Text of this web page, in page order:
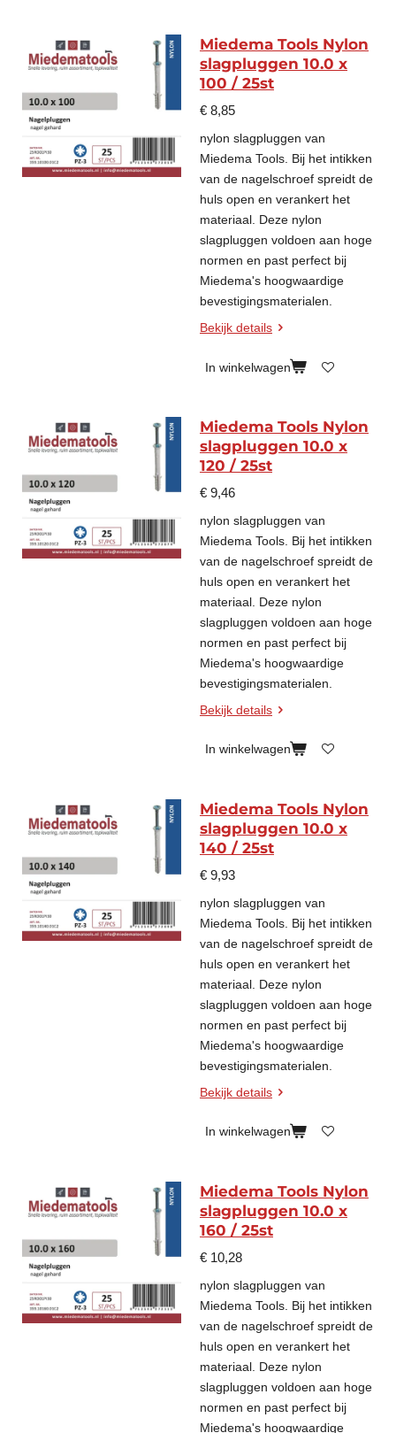
Miedema Tools Nylon
slagpluggen 10.0 x
100 / 25st
€ 8,85
nylon slagpluggen van
Miedema Tools. Bij het intikken
van de nagelschroef spreidt de
huls open en verankert het
materiaal. Deze nylon
slagpluggen voldoen aan hoge
normen en past perfect bij
Miedema's hoogwaardige
bevestigingsmaterialen.
Bekijk details
In winkelwagen
Miedema Tools Nylon
slagpluggen 10.0 x
120 / 25st
€ 9,46
nylon slagpluggen van
Miedema Tools. Bij het intikken
van de nagelschroef spreidt de
huls open en verankert het
materiaal. Deze nylon
slagpluggen voldoen aan hoge
normen en past perfect bij
Miedema's hoogwaardige
bevestigingsmaterialen.
Bekijk details
In winkelwagen
Miedema Tools Nylon
slagpluggen 10.0 x
140 / 25st
€ 9,93
nylon slagpluggen van
Miedema Tools. Bij het intikken
van de nagelschroef spreidt de
huls open en verankert het
materiaal. Deze nylon
slagpluggen voldoen aan hoge
normen en past perfect bij
Miedema's hoogwaardige
bevestigingsmaterialen.
Bekijk details
In winkelwagen
Miedema Tools Nylon
slagpluggen 10.0 x
160 / 25st
€ 10,28
nylon slagpluggen van
Miedema Tools. Bij het intikken
van de nagelschroef spreidt de
huls open en verankert het
materiaal. Deze nylon
slagpluggen voldoen aan hoge
normen en past perfect bij
Miedema's hoogwaardige